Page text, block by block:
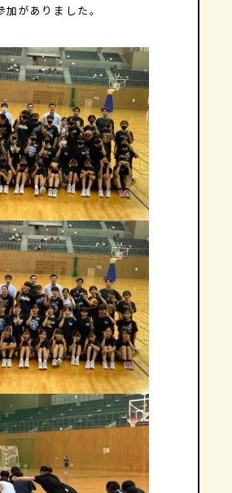
がありました。